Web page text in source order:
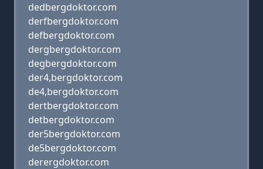
dedbergdoktor.com
derfbergdoktor.com
defbergdoktor.com
dergbergdoktor.com
degbergdoktor.com
der4,bergdoktor.com
de4,bergdoktor.com
dertbergdoktor.com
detbergdoktor.com
der5bergdoktor.com
de5bergdoktor.com
derergdoktor.com